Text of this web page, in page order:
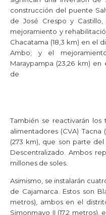
construcción del puente
de José Crespo y
mejoramiento y
Chacatama (18,3 km) en el
Ambo; y el
Maraypampa (23,26 km)
de
También se reactivarán
alimentadores (CVA)
(273 km), que son parte
Descentralizado. Ambos
millones de soles.
Asimismo, se instalarán
de Cajamarca. Estos son
metros), ambos en el
Simonmayo II (17,2